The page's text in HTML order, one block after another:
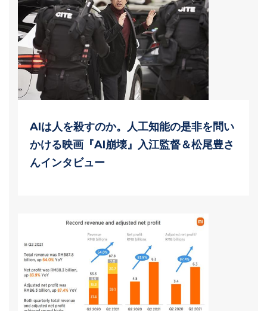
AIは人を殺すのか。人工知能の是非を問い
かける映画『AI崩壊』入江監督＆松尾豊さ
んインタビュー